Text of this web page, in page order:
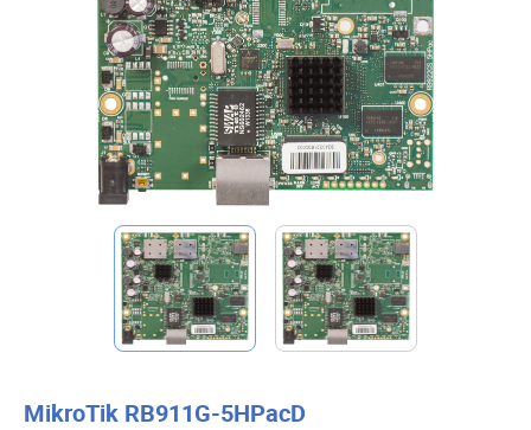
MikroTik RB911G-5HPacD